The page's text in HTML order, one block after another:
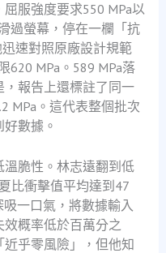
屈服強度要求550 MPa以
過螢幕，停在一欄「抗
速對照原廠設計規範
620 MPa。589 MPa落
報告上還標註了同一
MPa。這代表整個批次
數據。
脆性。林志遠翻到低
比衝擊值平均達到47
一口氣，將數據輸入
概率低於百萬分之
乎零風險」，但他知